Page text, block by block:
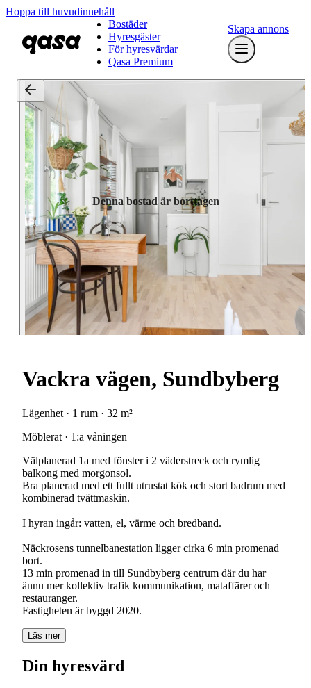
Hoppa till huvudinnehåll
Bostäder
Hyresgäster
För hyresvärdar
Qasa Premium
Skapa annons
Denna bostad är borttagen
Vackra vägen, Sundbyberg
Lägenhet · 1 rum · 32 m²
Möblerat · 1:a våningen
Välplanerad 1a med fönster i 2 väderstreck och rymlig
balkong med morgonsol.
Bra planerad med ett fullt utrustat kök och stort badrum med
kombinerad tvättmaskin.
I hyran ingår: vatten, el, värme och bredband.
Näckrosens tunnelbanestation ligger cirka 6 min promenad
bort.
13 min promenad in till Sundbyberg centrum där du har
ännu mer kollektiv trafik kommunikation, mataffärer och
restauranger.
Fastigheten är byggd 2020.
Läs mer
Din hyresvärd